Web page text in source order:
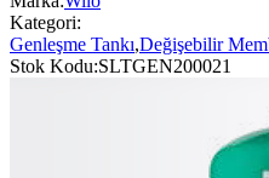
Kategori:
Genleşme Tankı,Değişebilir
Stok Kodu:SLTGEN200021